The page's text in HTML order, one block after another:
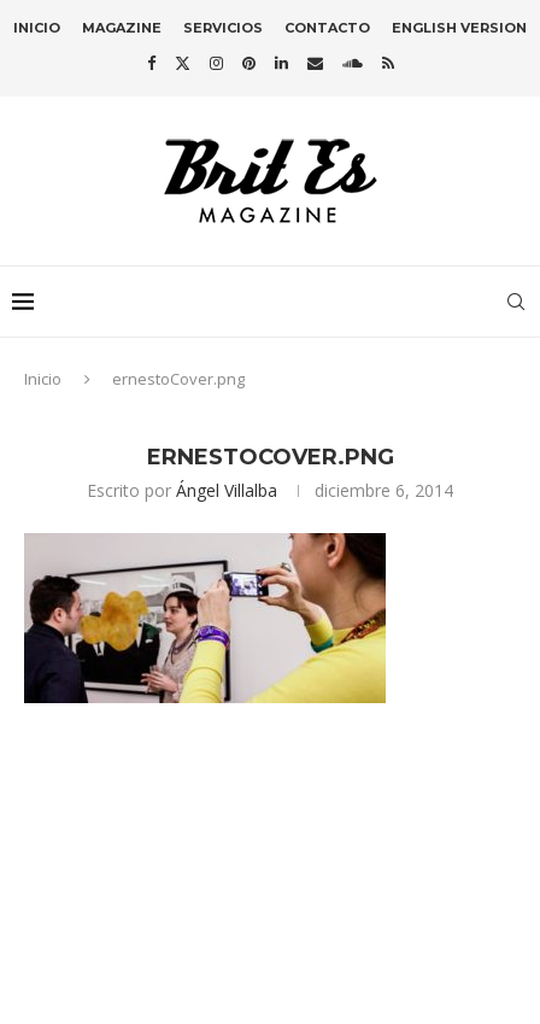
INICIO MAGAZINE SERVICIOS CONTACTO ENGLISH VERSION
Inicio ernestoCover.png
ERNESTOCOVER.PNG
Escrito por Ángel Villalba diciembre 6, 2014